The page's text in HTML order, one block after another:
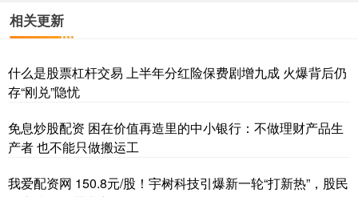
相关更新
什么是股票杠杆交易 上半年分红险保费剧增九成 火爆背后仍
存“刚兑”隐忧
免息炒股配资 困在价值再造里的中小银行：不做理财产品生
产者 也不能只做搬运工
我爱配资网 150.8元/股！宇树科技引爆新一轮“打新热”，股民